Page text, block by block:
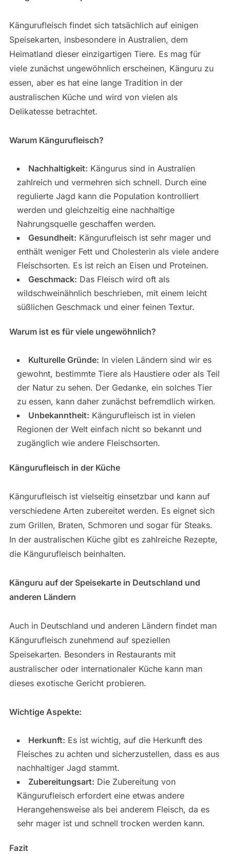
Kängurufleisch findet sich tatsächlich auf einigen
Speisekarten, insbesondere in Australien, dem
Heimatland dieser einzigartigen Tiere. Es mag für
viele zunächst ungewöhnlich erscheinen, Känguru zu
essen, aber es hat eine lange Tradition in der
australischen Küche und wird von vielen als
Delikatesse betrachtet.
Warum Kängurufleisch?
Nachhaltigkeit: Kängurus sind in Australien
zahlreich und vermehren sich schnell. Durch eine
regulierte Jagd kann die Population kontrolliert
werden und gleichzeitig eine nachhaltige
Nahrungsquelle geschaffen werden.
Gesundheit: Kängurufleisch ist sehr mager und
enthält weniger Fett und Cholesterin als viele andere
Fleischsorten. Es ist reich an Eisen und Proteinen.
Geschmack: Das Fleisch wird oft als
wildschweinähnlich beschrieben, mit einem leicht
süßlichen Geschmack und einer feinen Textur.
Warum ist es für viele ungewöhnlich?
Kulturelle Gründe: In vielen Ländern sind wir es
gewohnt, bestimmte Tiere als Haustiere oder als Teil
der Natur zu sehen. Der Gedanke, ein solches Tier
zu essen, kann daher zunächst befremdlich wirken.
Unbekanntheit: Kängurufleisch ist in vielen
Regionen der Welt einfach nicht so bekannt und
zugänglich wie andere Fleischsorten.
Kängurufleisch in der Küche
Kängurufleisch ist vielseitig einsetzbar und kann auf
verschiedene Arten zubereitet werden. Es eignet sich
zum Grillen, Braten, Schmoren und sogar für Steaks.
In der australischen Küche gibt es zahlreiche Rezepte,
die Kängurufleisch beinhalten.
Känguru auf der Speisekarte in Deutschland und
anderen Ländern
Auch in Deutschland und anderen Ländern findet man
Kängurufleisch zunehmend auf speziellen
Speisekarten. Besonders in Restaurants mit
australischer oder internationaler Küche kann man
dieses exotische Gericht probieren.
Wichtige Aspekte:
Herkunft: Es ist wichtig, auf die Herkunft des
Fleisches zu achten und sicherzustellen, dass es aus
nachhaltiger Jagd stammt.
Zubereitungsart: Die Zubereitung von
Kängurufleisch erfordert eine etwas andere
Herangehensweise als bei anderem Fleisch, da es
sehr mager ist und schnell trocken werden kann.
Fazit